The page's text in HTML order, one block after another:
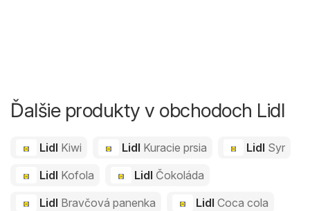
Ďalšie produkty v obchodoch Lidl
Lidl Kiwi Lidl Kuracie prsia Lidl Syr
Lidl Kofola Lidl Čokoláda
Lidl Bravčová panenka Lidl Coca cola